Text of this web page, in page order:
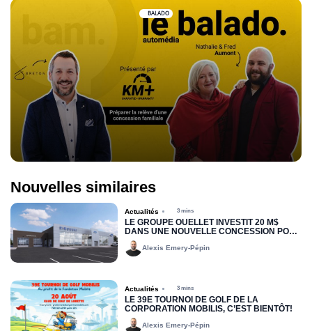
BALADO
Nouvelles similaires
Actualités 3 mins
LE GROUPE OUELLET INVESTIT 20 M$
DANS UNE NOUVELLE CONCESSION POUR
RIMOUSKI FORD
Alexis Emery-Pépin
Actualités 3 mins
LE 39E TOURNOI DE GOLF DE LA
CORPORATION MOBILIS, C’EST BIENTÔT!
Alexis Emery-Pépin